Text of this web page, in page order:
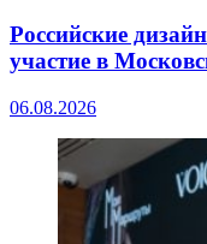
Российские
участие в
06.08.2026